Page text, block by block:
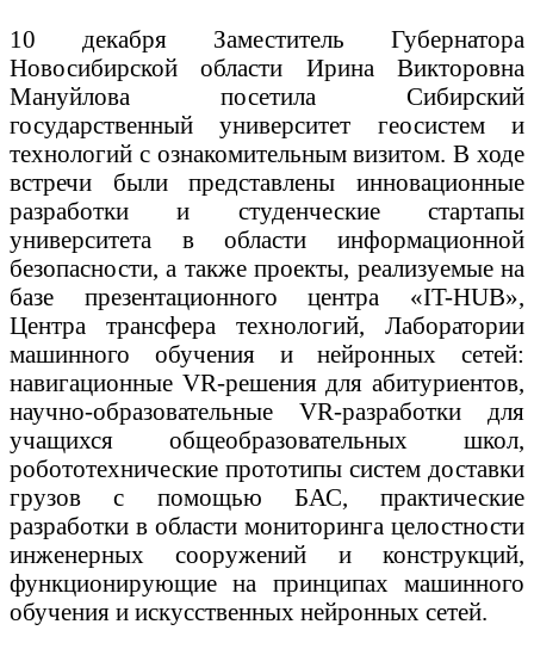
10 декабря Заместитель Губернатора
Новосибирской области Ирина Викторовна
Мануйлова посетила Сибирский
государственный университет геосистем и
технологий с ознакомительным визитом. В ходе
встречи были представлены инновационные
разработки и студенческие стартапы
университета в области информационной
безопасности, а также проекты, реализуемые на
базе презентационного центра «IT-HUB»,
Центра трансфера технологий, Лаборатории
машинного обучения и нейронных сетей:
навигационные VR-решения для абитуриентов,
научно-образовательные VR-разработки для
учащихся общеобразовательных школ,
робототехнические прототипы систем доставки
грузов с помощью БАС, практические
разработки в области мониторинга целостности
инженерных сооружений и конструкций,
функционирующие на принципах машинного
обучения и искусственных нейронных сетей.